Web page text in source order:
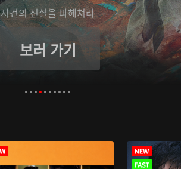
사건의 진실을 파헤쳐라
보러 가기